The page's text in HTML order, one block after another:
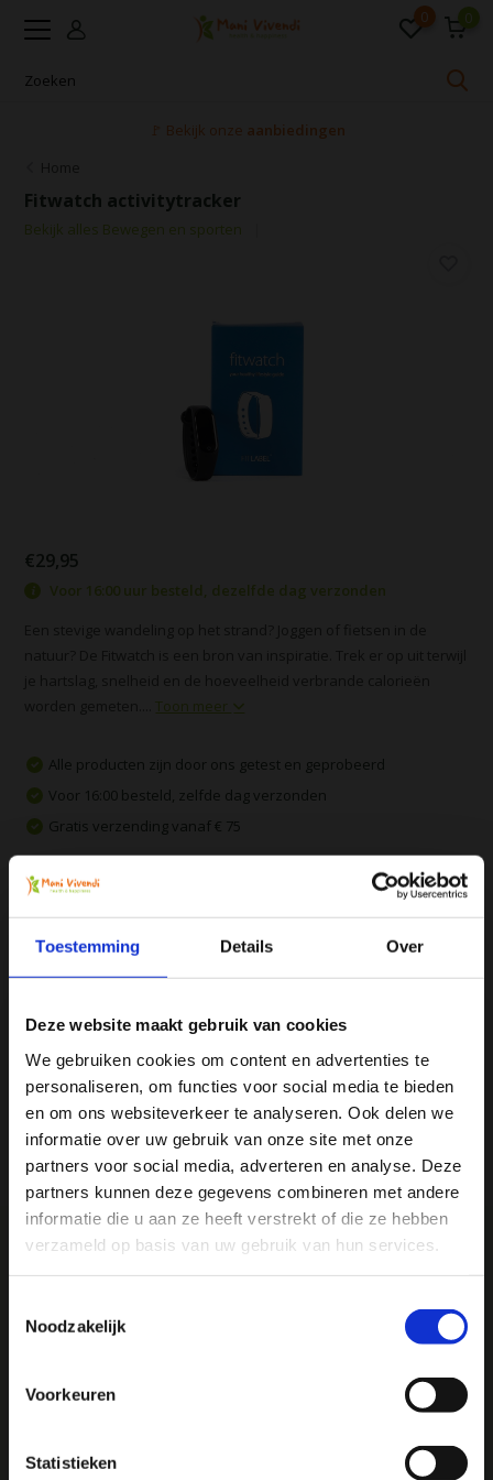
Toestemming Details Over
Deze website maakt gebruik van cookies
We gebruiken cookies om content en advertenties te
personaliseren, om functies voor social media te bieden
en om ons websiteverkeer te analyseren. Ook delen we
informatie over uw gebruik van onze site met onze
partners voor social media, adverteren en analyse. Deze
partners kunnen deze gegevens combineren met andere
informatie die u aan ze heeft verstrekt of die ze hebben
verzameld op basis van uw gebruik van hun services.
Noodzakelijk
Voorkeuren
Statistieken
0 0
🚩 Bekijk onze aanbiedingen
Fitwatch activitytracker
Bekijk alles Bewegen en sporten
€29,95
Voor 16:00 uur besteld, dezelfde dag verzonden
worden gemeten....Toon meer
Alle producten zijn door ons getest en geprobeerd
Voor 16:00 besteld, zelfde dag verzonden
Gratis verzending vanaf € 75
Specificaties
Reviews
Delen
Mani Vivendi gezondheidsproducten: Net dat
duurzame producten die de gezondheid in het algemeen
Ja, ik wil 5% korting op mijn
volgende bestelling!
Ontvang direct 5% kortingop je volgende aankoop en
profiteer maandelijks van hoge kortingen door je te
abonneren op onze leuke nieuwsbrief! 😀
ons? Stuur een e-mail naar
en je